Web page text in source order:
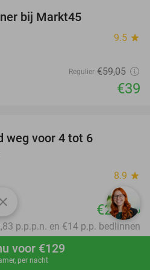
nu
voor €129
per nacht
bij Markt45
9.5 star
Regulier €59,05
€39
weg voor 4 tot 6
8.9 star
€244,75
p.p.p.n. en €14 p.p. bedlinnen